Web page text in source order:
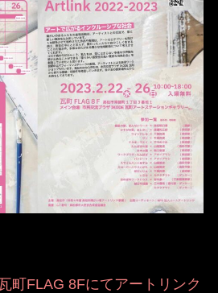
町FLAG 8Fにてアートリンク